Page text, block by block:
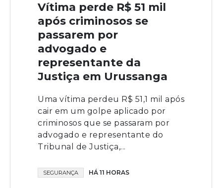
Vítima perde R$ 51 mil
após criminosos se
passarem por
advogado e
representante da
Justiça em Urussanga
Uma vítima perdeu R$ 51,1 mil após
cair em um golpe aplicado por
criminosos que se passaram por
advogado e representante do
Tribunal de Justiça,...
SEGURANÇA HÁ 11 HORAS